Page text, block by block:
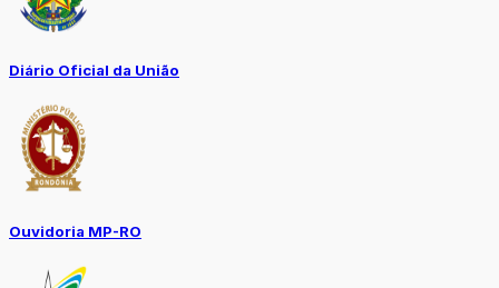
Diário Oficial da União
Ouvidoria MP-RO